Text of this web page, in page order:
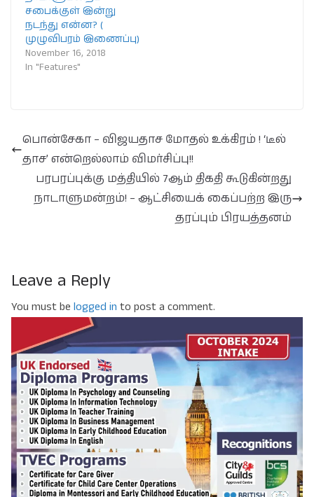
சபைக்குள் இன்று
நடந்து என்ன? (
முழுவிபரம் இணைப்பு)
November 16, 2018
In "Features"
பொன்சேகா – விஜயதாச மோதல் உக்கிரம் ! ‘டீல்
தாச’ என்றெல்லாம் விமர்சிப்பு!!
பரபரப்புக்கு மத்தியில் 7ஆம் திகதி கூடுகின்றது
நாடாளுமன்றம்! – ஆட்சியைக் கைப்பற்ற இரு
தரப்பும் பிரயத்தனம்
Leave a Reply
You must be logged in to post a comment.